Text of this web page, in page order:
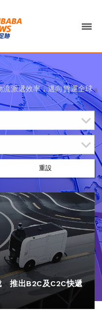
派遞效率，邁向貨運全球
重設
推出B2C及C2C快遞